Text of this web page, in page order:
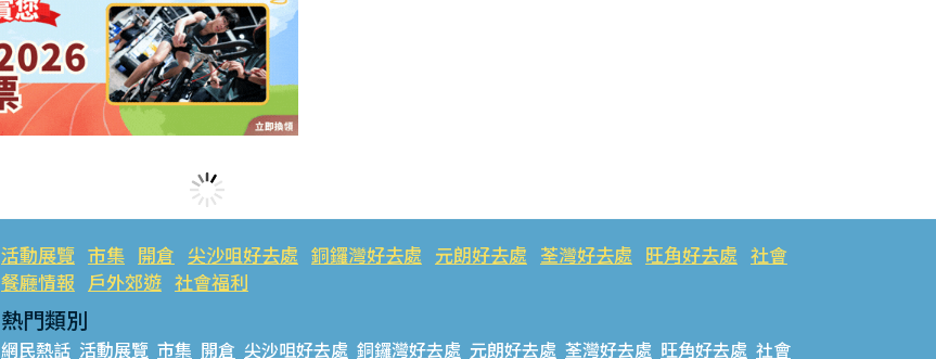
活動展覽 市集 開倉 尖沙咀好去處 銅鑼灣好去處 元朗好去處 荃灣好去處 旺角好去處 社會
餐廳情報 戶外郊遊 社會福利
熱門類別
網民熱話 活動展覽 市集 開倉 尖沙咀好去處 銅鑼灣好去處 元朗好去處 荃灣好去處 旺角好去處 社會